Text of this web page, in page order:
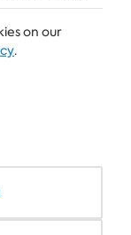
on our
.